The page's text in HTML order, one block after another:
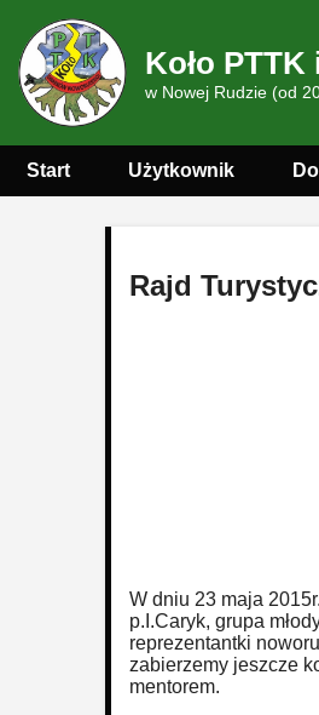
Koło
w Nowej Rudzie (od
Start Użytkownik
Rajd
W dniu 23 maja
p.I.Caryk, grupa
reprezentantki
zabierzemy jeszcze
mentorem.